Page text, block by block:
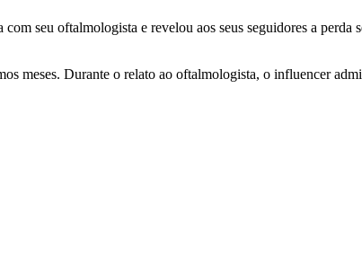
seu oftalmologista e revelou aos seus seguidores a perda
meses. Durante o relato ao oftalmologista, o influencer